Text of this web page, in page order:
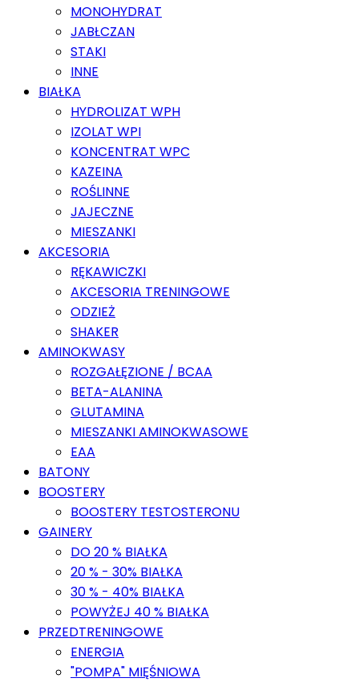
MONOHYDRAT
JABŁCZAN
STAKI
INNE
BIAŁKA
HYDROLIZAT WPH
IZOLAT WPI
KONCENTRAT WPC
KAZEINA
ROŚLINNE
JAJECZNE
MIESZANKI
AKCESORIA
RĘKAWICZKI
AKCESORIA TRENINGOWE
ODZIEŻ
SHAKER
AMINOKWASY
ROZGAŁĘZIONE / BCAA
BETA-ALANINA
GLUTAMINA
MIESZANKI AMINOKWASOWE
EAA
BATONY
BOOSTERY
BOOSTERY TESTOSTERONU
GAINERY
DO 20 % BIAŁKA
20 % - 30% BIAŁKA
30 % - 40% BIAŁKA
POWYŻEJ 40 % BIAŁKA
PRZEDTRENINGOWE
ENERGIA
"POMPA" MIĘŚNIOWA